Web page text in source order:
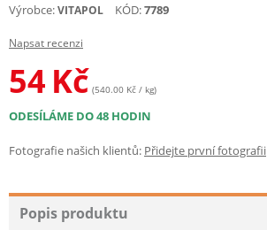
Výrobce:VITAPOL KÓD:7789
Napsat recenzi
54 Kč (540.00 Kč / kg)
ODESÍLÁME DO 48 HODIN
Fotografie našich klientů: Přidejte první fotografii
Popis produktu